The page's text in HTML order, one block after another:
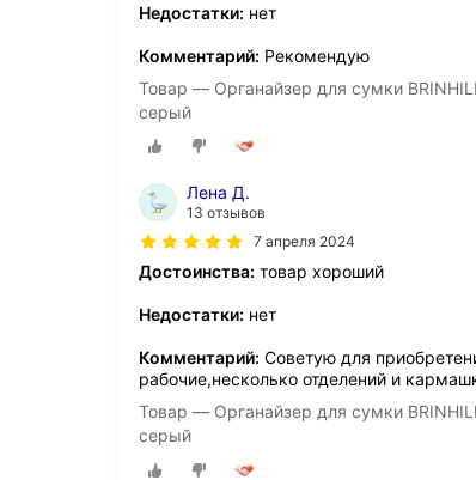
Недостатки: нет
Комментарий: Рекомендую
Товар — Органайзер для сумки
серый
Лена Д.
13 отзывов
7 апреля 2024
Достоинства: товар хороший
Недостатки: нет
Комментарий: Советую для
рабочие,несколько отделений и
Товар — Органайзер для сумки
серый